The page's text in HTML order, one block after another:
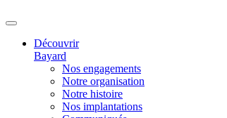
Découvrir
Bayard
Nos engagements
Notre organisation
Notre histoire
Nos implantations